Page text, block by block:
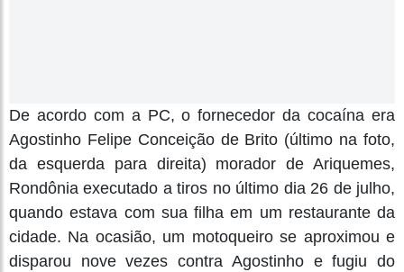
De acordo com a PC, o fornecedor da cocaína era
Agostinho Felipe Conceição de Brito (último na foto,
da esquerda para direita) morador de Ariquemes,
Rondônia executado a tiros no último dia 26 de julho,
quando estava com sua filha em um restaurante da
cidade. Na ocasião, um motoqueiro se aproximou e
disparou nove vezes contra Agostinho e fugiu do